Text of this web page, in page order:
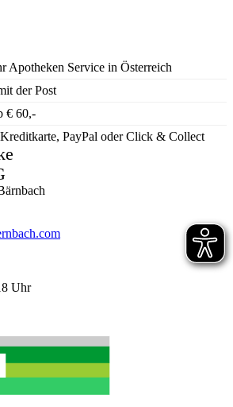
Apotheken Service in Österreich
der Post
€ 60,-
PayPal oder Click & Collect
Uhr